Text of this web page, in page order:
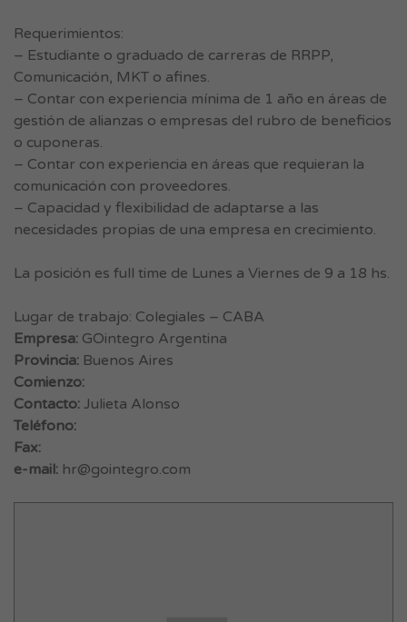
Requerimientos:
– Estudiante o graduado de carreras de RRPP,
Comunicación, MKT o afines.
– Contar con experiencia mínima de 1 año en áreas de
gestión de alianzas o empresas del rubro de beneficios
o cuponeras.
– Contar con experiencia en áreas que requieran la
comunicación con proveedores.
– Capacidad y flexibilidad de adaptarse a las
necesidades propias de una empresa en crecimiento.
La posición es full time de Lunes a Viernes de 9 a 18 hs.
Lugar de trabajo: Colegiales – CABA
Empresa: GOintegro Argentina
Provincia: Buenos Aires
Comienzo:
Contacto: Julieta Alonso
Teléfono:
Fax:
e-mail: hr@gointegro.com